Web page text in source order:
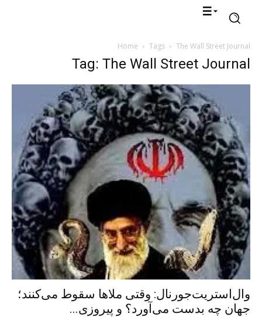
Home Tags The Wall Street Journal
Tag: The Wall Street Journal
وال‌استریت‌جورنال: وقتی ملاها سقوط می‌کنند؛
جهان چه بدست می‌آورد؟ و پیروزی...